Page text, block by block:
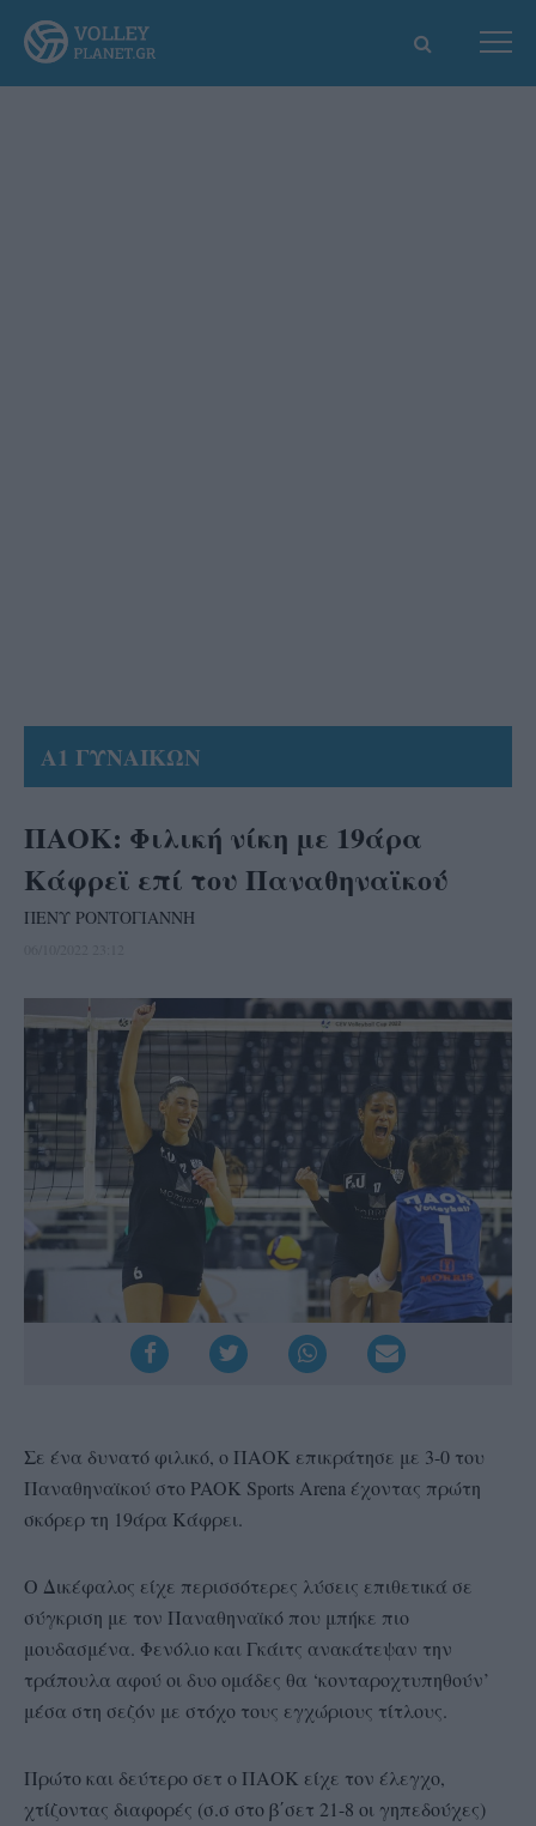
Α1 ΓΥΝΑΙΚΩΝ
ΠΑΟΚ: Φιλική νίκη με 19άρα
Κάφρεϊ επί του Παναθηναϊκού
ΠΕΝΥ ΡΟΝΤΟΓΙΑΝΝΗ
Σε ένα δυνατό φιλικό, ο ΠΑΟΚ επικράτησε με 3-0 του
Παναθηναϊκού στο PAOK Sports Arena έχοντας πρώτη
σκόρερ τη 19άρα Κάφρει.
Ο Δικέφαλος είχε περισσότερες λύσεις επιθετικά σε
σύγκριση με τον Παναθηναϊκό που μπήκε πιο
μουδασμένα. Φενόλιο και Γκάιτς ανακάτεψαν την
τράπουλα αφού οι δυο ομάδες θα ‘κονταροχτυπηθούν’
μέσα στη σεζόν με στόχο τους εγχώριους τίτλους.
Πρώτο και δεύτερο σετ ο ΠΑΟΚ είχε τον έλεγχο,
χτίζοντας διαφορές (σ.σ στο β΄σετ 21-8 οι γηπεδούχες)